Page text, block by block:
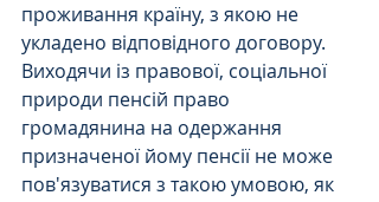
проживання країну, з якою не
укладено відповідного договору.
Виходячи із правової, соціальної
природи пенсій право
громадянина на одержання
призначеної йому пенсії не може
пов'язуватися з такою умовою, як